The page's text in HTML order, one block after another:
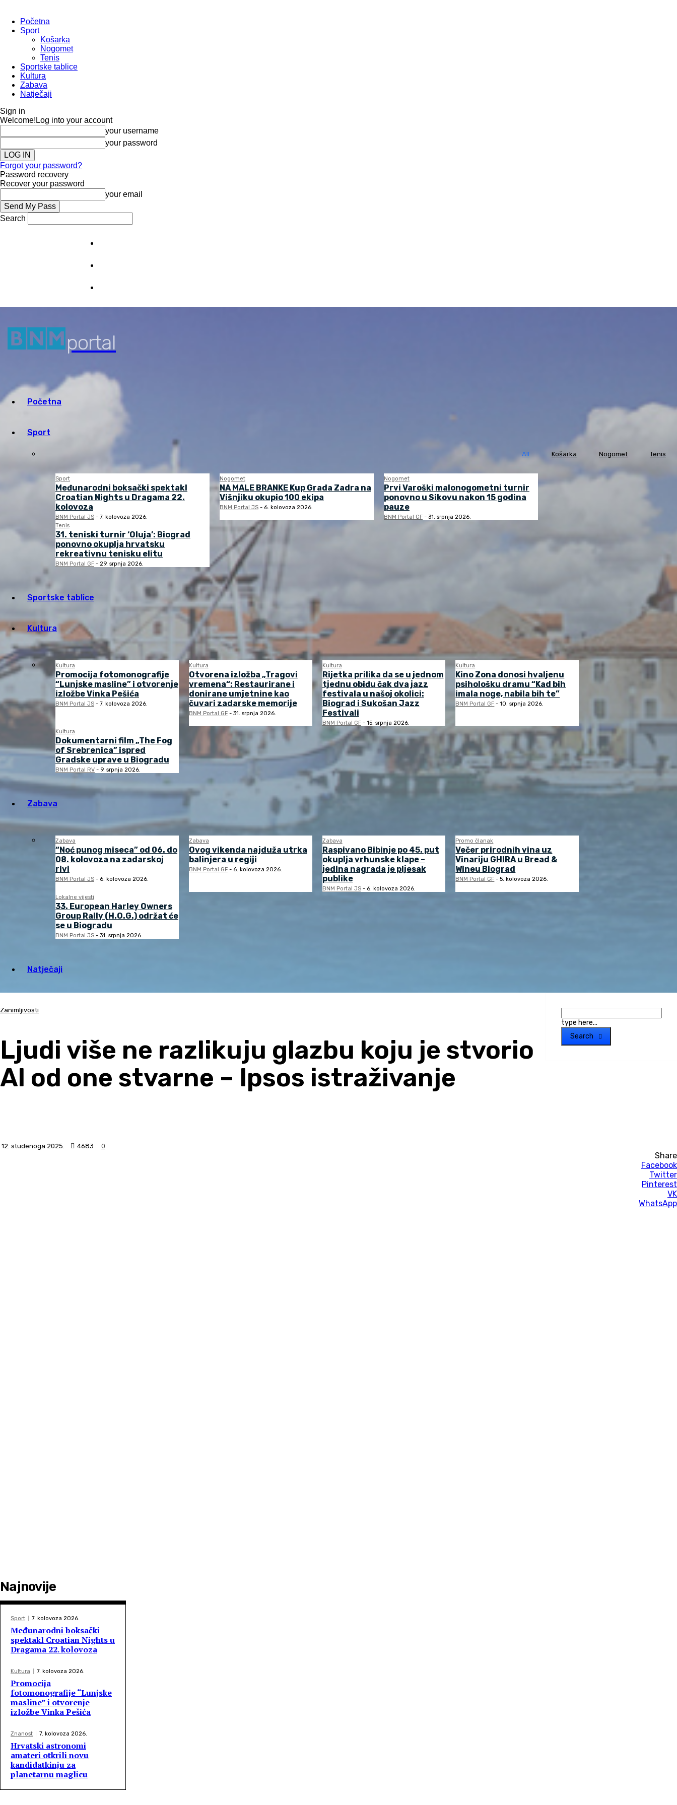
Početna
Sport
Košarka
Nogomet
Tenis
Sportske tablice
Kultura
Zabava
Natječaji
Sign in
Welcome! Log into your account
your username
your password
Forgot your password?
Password recovery
Recover your password
your email
Search
portal
Početna
Sport
All Košarka Nogomet Tenis
Sport
Međunarodni boksački spektakl
Croatian Nights u Dragama 22.
kolovoza
BNM Portal JS - 7. kolovoza 2026.
Nogomet
NA MALE BRANKE Kup Grada Zadra na
Višnjiku okupio 100 ekipa
BNM Portal JS - 6. kolovoza 2026.
Nogomet
Prvi Varoški malonogometni turnir
ponovno u Sikovu nakon 15 godina
pauze
BNM Portal GF - 31. srpnja 2026.
Tenis
31. teniski turnir ‘Oluja’: Biograd
ponovno okuplja hrvatsku
rekreativnu tenisku elitu
BNM Portal GF - 29. srpnja 2026.
Sportske tablice
Kultura
Kultura
Promocija fotomonografije
“Lunjske masline” i otvorenje
izložbe Vinka Pešića
BNM Portal JS - 7. kolovoza 2026.
Kultura
Otvorena izložba „Tragovi
vremena“: Restaurirane i
donirane umjetnine kao
čuvari zadarske memorije
BNM Portal GF - 31. srpnja 2026.
Kultura
Rijetka prilika da se u jednom
tjednu obiđu čak dva jazz
festivala u našoj okolici:
Biograd i Sukošan Jazz
Festivali
BNM Portal GF - 15. srpnja 2026.
Kultura
Kino Zona donosi hvaljenu
psihološku dramu “Kad bih
imala noge, nabila bih te”
BNM Portal GF - 10. srpnja 2026.
Kultura
Dokumentarni film „The Fog
of Srebrenica” ispred
Gradske uprave u Biogradu
BNM Portal RV - 9. srpnja 2026.
Zabava
Zabava
“Noć punog miseca” od 06. do
08. kolovoza na zadarskoj
rivi
BNM Portal JS - 6. kolovoza 2026.
Zabava
Ovog vikenda najduža utrka
balinjera u regiji
BNM Portal GF - 6. kolovoza 2026.
Zabava
Raspivano Bibinje po 45. put
okuplja vrhunske klape –
jedina nagrada je pljesak
publike
BNM Portal JS - 6. kolovoza 2026.
Promo članak
Večer prirodnih vina uz
Vinariju GHIRA u Bread &
Wineu Biograd
BNM Portal GF - 5. kolovoza 2026.
Lokalne vijesti
33. European Harley Owners
Group Rally (H.O.G.) održat će
se u Biogradu
BNM Portal JS - 31. srpnja 2026.
Natječaji
type here...
Search
Zanimljivosti
Ljudi više ne razlikuju glazbu koju je stvorio
AI od one stvarne – Ipsos istraživanje
12. studenoga 2025. 4683 0
Share
Facebook
Twitter
Pinterest
VK
WhatsApp
Najnovije
Sport 7. kolovoza 2026.
Međunarodni boksački
spektakl Croatian Nights u
Dragama 22. kolovoza
Kultura 7. kolovoza 2026.
Promocija
fotomonografije “Lunjske
masline” i otvorenje
izložbe Vinka Pešića
Znanost 7. kolovoza 2026.
Hrvatski astronomi
amateri otkrili novu
kandidatkinju za
planetarnu maglicu